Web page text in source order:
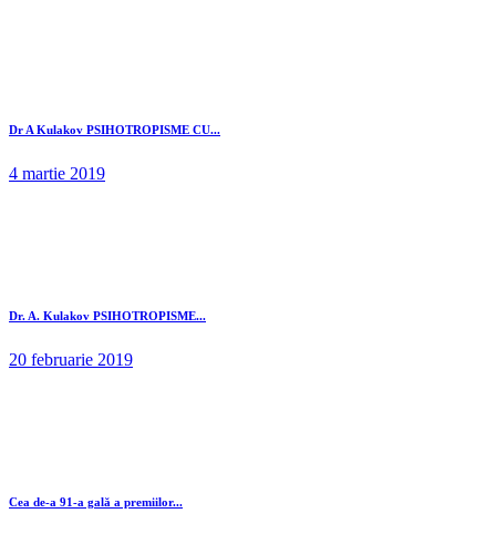
Dr A Kulakov PSIHOTROPISME CU...
4 martie 2019
Dr. A. Kulakov PSIHOTROPISME...
20 februarie 2019
Cea de-a 91-a gală a premiilor...